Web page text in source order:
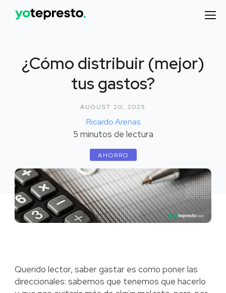
¿Cómo distribuir (mejor)
tus gastos?
AUGUST 20, 2025
Ricardo Arenas
5 minutos de lectura
AHORRO
Querido lector, saber gastar es como poner las
direccionales: sabemos que tenemos que hacerlo